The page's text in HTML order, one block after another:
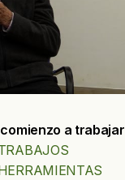
a trabajar